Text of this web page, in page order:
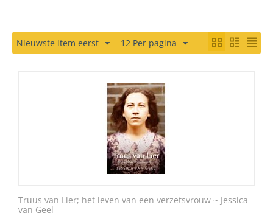
Nieuwste item eerst 12 Per pagina
Truus van Lier; het leven van een verzetsvrouw ~ Jessica
van Geel